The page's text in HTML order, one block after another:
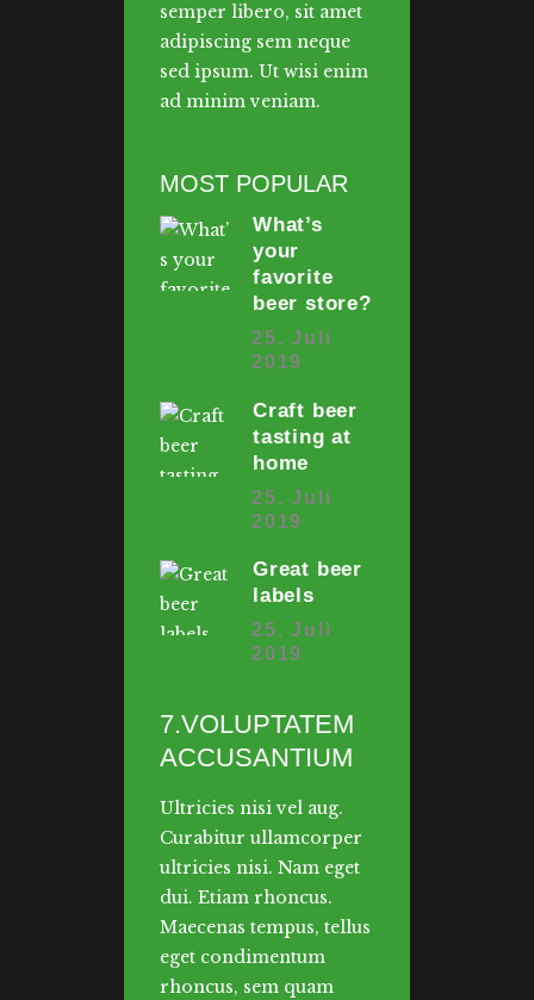
semper libero, sit amet
adipiscing sem neque
sed ipsum. Ut wisi enim
ad minim veniam.
MOST POPULAR
What’s
your
favorite
beer store?
25. Juli
2019
Craft beer
tasting at
home
25. Juli
2019
Great beer
labels
25. Juli
2019
7.VOLUPTATEM
ACCUSANTIUM
Ultricies nisi vel aug.
Curabitur ullamcorper
ultricies nisi. Nam eget
dui. Etiam rhoncus.
Maecenas tempus, tellus
eget condimentum
rhoncus, sem quam